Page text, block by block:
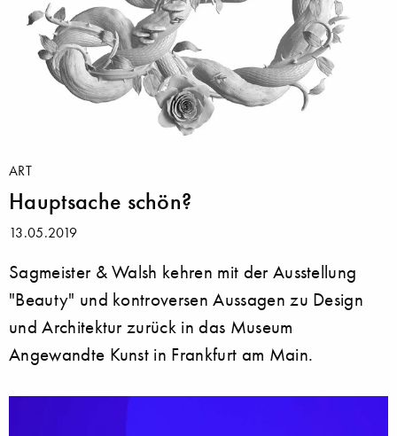
ART
Hauptsache schön?
13.05.2019
Sagmeister & Walsh kehren mit der Ausstellung
"Beauty" und kontroversen Aussagen zu Design
und Architektur zurück in das Museum
Angewandte Kunst in Frankfurt am Main.